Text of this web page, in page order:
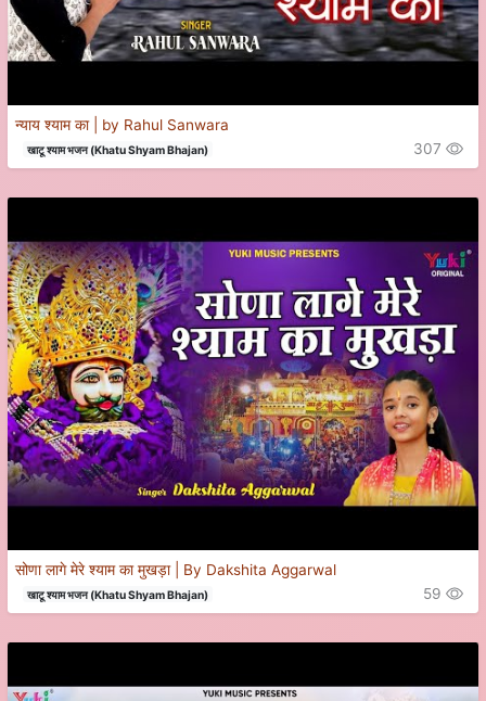
न्याय श्याम का | by Rahul Sanwara
खाटू श्याम भजन (Khatu Shyam Bhajan) 307
सोणा लागे मेरे श्याम का मुखड़ा | By Dakshita Aggarwal
खाटू श्याम भजन (Khatu Shyam Bhajan) 59